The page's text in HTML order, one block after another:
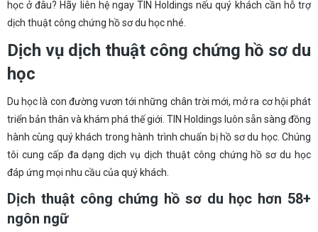
học ở đâu? Hãy liên hệ ngay TIN Holdings nếu quý khách cần hỗ trợ
dịch thuật công chứng hồ sơ du học nhé.
Dịch vụ dịch thuật công chứng hồ sơ du
học
Du học là con đường vươn tới những chân trời mới, mở ra cơ hội phát
triển bản thân và khám phá thế giới. TIN Holdings luôn sẵn sàng đồng
hành cùng quý khách trong hành trình chuẩn bị hồ sơ du học. Chúng
tôi cung cấp đa dạng dịch vụ dịch thuật công chứng hồ sơ du học
đáp ứng mọi nhu cầu của quý khách.
Dịch thuật công chứng hồ sơ du học hơn 58+
ngôn ngữ